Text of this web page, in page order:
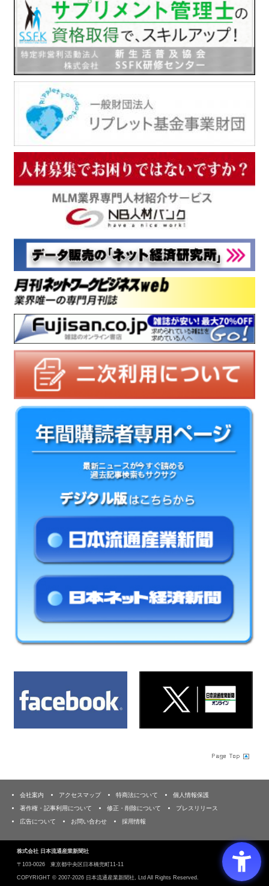
会社案内 アクセスマップ 特商法について
個人情報保護
著作権・記事利用について
修正・削除について
プレスリリース
広告について
お問い合わせ 採用情報
株式会社 日本流通産業新聞社
〒103‐0026 東京都中央区日本橋兜町11-11
COPYRIGHT © 2007-2026 日本流通産業新聞社, Ltd All Rights Reserved.